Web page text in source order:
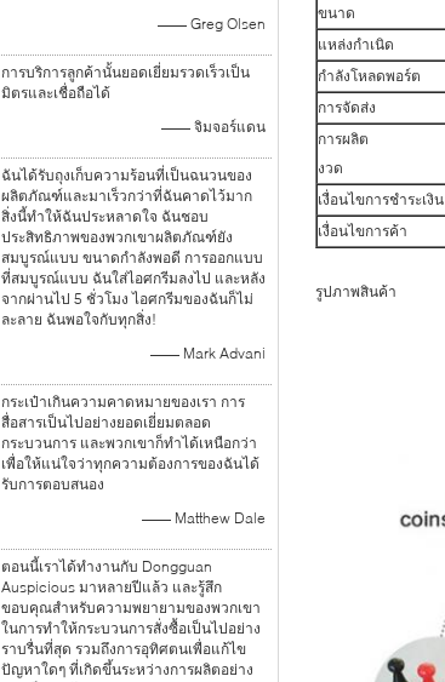
—— Greg Olsen
การบริการลูกค้านั้นยอดเยี่ยมรวดเร็วเป็น
มิตรและเชื่อถือได้
—— จิมจอร์แดน
ฉันได้รับถุงเก็บความร้อนที่เป็นฉนวนของ
ผลิตภัณฑ์และมาเร็วกว่าที่ฉันคาดไว้มาก
สิ่งนี้ทำให้ฉันประหลาดใจ ฉันชอบ
ประสิทธิภาพของพวกเขาผลิตภัณฑ์ยัง
สมบูรณ์แบบ ขนาดกำลังพอดี การออกแบบ
ที่สมบูรณ์แบบ ฉันใส่ไอศกรีมลงไป และหลัง
จากผ่านไป 5 ชั่วโมง ไอศกรีมของฉันก็ไม่
ละลาย ฉันพอใจกับทุกสิ่ง!
—— Mark Advani
กระเป๋าเกินความคาดหมายของเรา การ
สื่อสารเป็นไปอย่างยอดเยี่ยมตลอด
กระบวนการ และพวกเขาก็ทำได้เหนือกว่า
เพื่อให้แน่ใจว่าทุกความต้องการของฉันได้
รับการตอบสนอง
—— Matthew Dale
ตอนนี้เราได้ทำงานกับ Dongguan
Auspicious มาหลายปีแล้ว และรู้สึก
ขอบคุณสำหรับความพยายามของพวกเขา
ในการทำให้กระบวนการสั่งซื้อเป็นไปอย่าง
ราบรื่นที่สุด รวมถึงการอุทิศตนเพื่อแก้ไข
ปัญหาใดๆ ที่เกิดขึ้นระหว่างการผลิตอย่าง
ขนาด
แหล่งกำเนิด
กำลังโหลดพอร์ต
การจัดส่ง
การผลิต
งวด
เงื่อนไขการชำระเงิน
เงื่อนไขการค้า
รูปภาพสินค้า